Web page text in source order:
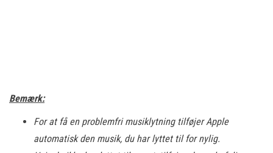
Bemærk:
For at få en problemfri musiklytning tilføjer Apple
automatisk den musik, du har lyttet til for nylig.